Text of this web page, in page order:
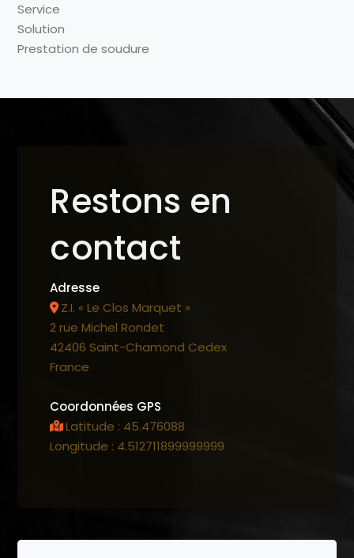
Service
Solution
Prestation de soudure
Restons en
contact
Adresse
Z.I. « Le Clos Marquet »
2 rue Michel Rondet
42406 Saint-Chamond Cedex
France
Coordonnées GPS
Latitude : 45.476088
Longitude : 4.512711899999999